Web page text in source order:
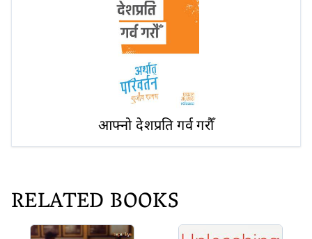
आफ्नो देशप्रति गर्व गरौँ
RELATED BOOKS